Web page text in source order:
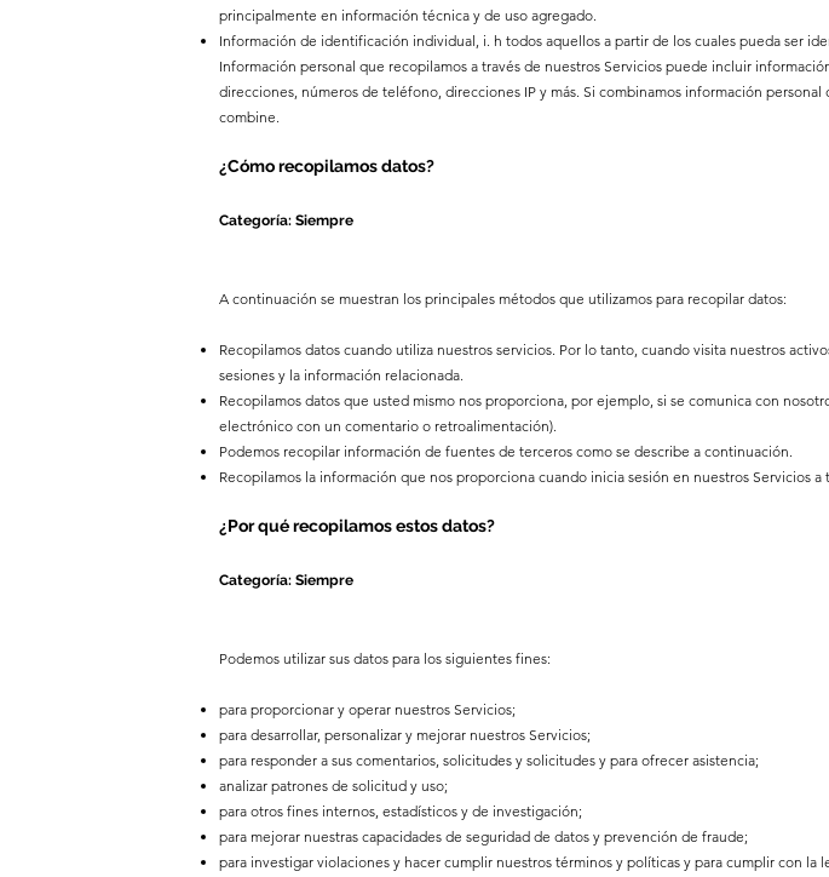
principalmente en información técnica y de uso agregado.
Información de identificación individual, i. h todos aquellos a partir de los cuales pueda ser
Información personal que recopilamos a través de nuestros Servicios puede incluir
direcciones, números de teléfono, direcciones IP y más. Si combinamos información
combine.
¿Cómo recopilamos datos?
Categoría: Siempre
A continuación se muestran los principales métodos que utilizamos para recopilar datos:
Recopilamos datos cuando utiliza nuestros servicios. Por lo tanto, cuando visita nuestros
sesiones y la información relacionada.
Recopilamos datos que usted mismo nos proporciona, por ejemplo, si se comunica con
electrónico con un comentario o retroalimentación).
Podemos recopilar información de fuentes de terceros como se describe a continuación.
Recopilamos la información que nos proporciona cuando inicia sesión en nuestros Servicios
¿Por qué recopilamos estos datos?
Categoría: Siempre
Podemos utilizar sus datos para los siguientes fines:
para proporcionar y operar nuestros Servicios;
para desarrollar, personalizar y mejorar nuestros Servicios;
para responder a sus comentarios, solicitudes y solicitudes y para ofrecer asistencia;
analizar patrones de solicitud y uso;
para otros fines internos, estadísticos y de investigación;
para mejorar nuestras capacidades de seguridad de datos y prevención de fraude;
para investigar violaciones y hacer cumplir nuestros términos y políticas y para cumplir con